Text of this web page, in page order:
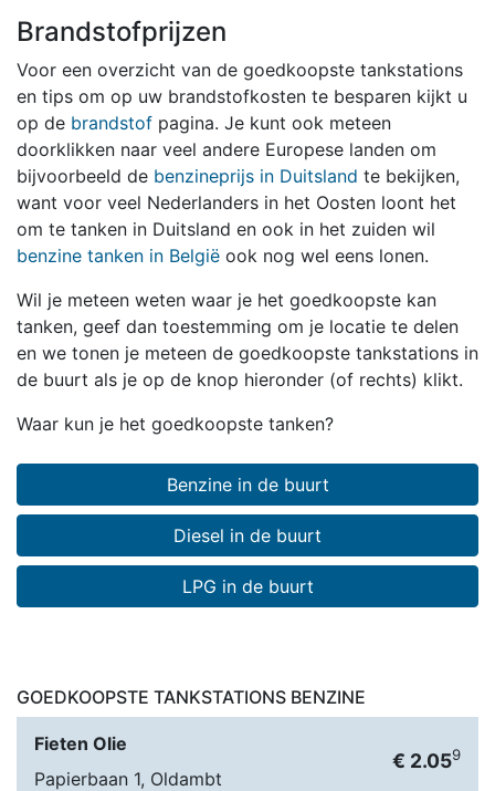
Brandstofprijzen
Voor een overzicht van de goedkoopste tankstations
en tips om op uw brandstofkosten te besparen kijkt u
op de brandstof pagina. Je kunt ook meteen
doorklikken naar veel andere Europese landen om
bijvoorbeeld de benzineprijs in Duitsland te bekijken,
want voor veel Nederlanders in het Oosten loont het
om te tanken in Duitsland en ook in het zuiden wil
benzine tanken in België ook nog wel eens lonen.
Wil je meteen weten waar je het goedkoopste kan
tanken, geef dan toestemming om je locatie te delen
en we tonen je meteen de goedkoopste tankstations in
de buurt als je op de knop hieronder (of rechts) klikt.
Waar kun je het goedkoopste tanken?
Benzine in de buurt
Diesel in de buurt
LPG in de buurt
GOEDKOOPSTE TANKSTATIONS BENZINE
Fieten Olie
Papierbaan 1, Oldambt
€ 2.059